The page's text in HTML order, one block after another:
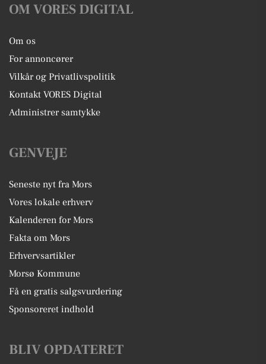
OM VORES DIGITAL
Om os
For annoncører
Vilkår og Privatlivspolitik
Kontakt VORES Digital
Administrer samtykke
GENVEJE
Seneste nyt fra Mors
Vores lokale erhverv
Kalenderen for Mors
Fakta om Mors
Erhvervsartikler
Morsø Kommune
Få en gratis salgsvurdering
Sponsoreret indhold
BLIV OPDATERET